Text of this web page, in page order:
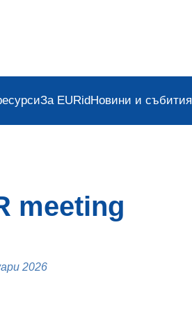
За EURidНовини и събития
meeting
2026